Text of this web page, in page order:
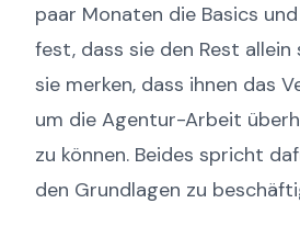
paar Monaten die Basics
fest, dass sie den Rest allein
sie merken, dass ihnen das
um die Agentur-Arbeit
zu können. Beides spricht
den Grundlagen zu